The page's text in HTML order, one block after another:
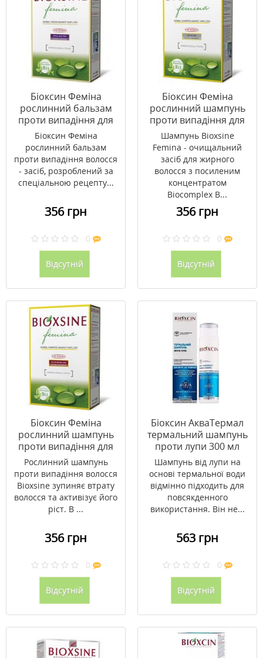
Біоксин Феміна
рослинний бальзам
проти випадіння для
всіх типів волосся 300
мл
Біоксин Феміна
рослинний бальзам
проти випадіння волосся
- засіб, розроблений за
спеціальною рецепту...
356 грн
0
Відсутній
Біоксин Феміна
рослинний шампунь
проти випадіння для
жирного волосся 300
мл
Шампунь Bioxsine
Femina - очищальний
засіб для жирного
волосся з посиленим
концентратом
Biocomplex B...
356 грн
0
Відсутній
Біоксин Феміна
рослинний шампунь
проти випадіння для
сухого і нормального
волосся 300 мл
Рослинний шампунь
проти випадіння волосся
Bioxsine зупиняє втрату
волосся та активізує його
ріст. В ...
356 грн
0
Відсутній
Біоксин АкваТермал
термальний шампунь
проти лупи 300 мл
Шампунь від лупи на
основі термальної води
відмінно підходить для
повсякденного
використання. Він не...
563 грн
0
Відсутній